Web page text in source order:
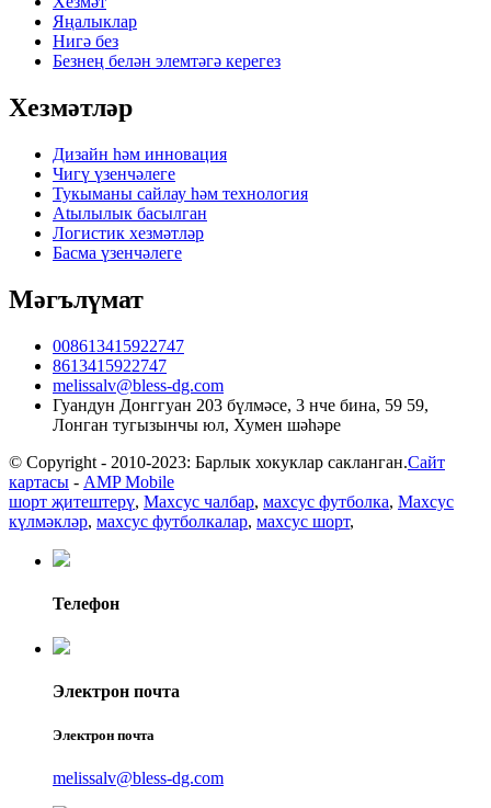
Яңалыклар
Нигә без
Безнең белән элемтәгә керегез
Хезмәтләр
Дизайн һәм инновация
Чигү үзенчәлеге
Тукыманы сайлау һәм технология
Atылылык басылган
Логистик хезмәтләр
Басма үзенчәлеге
Мәгълүмат
008613415922747
8613415922747
melissalv@bless-dg.com
Гуандун Донггуан 203 бүлмәсе, 3 нче бина, 59 59,
Лонган тугызынчы юл, Хумен шәһәре
© Copyright - 2010-2023: Барлык хокуклар сакланган.Сайт
картасы - AMP Mobile
шорт җитештерү, Махсус чалбар, махсус футболка, Махсус
күлмәкләр, махсус футболкалар, махсус шорт,
Телефон
Электрон почта
Электрон почта
melissalv@bless-dg.com